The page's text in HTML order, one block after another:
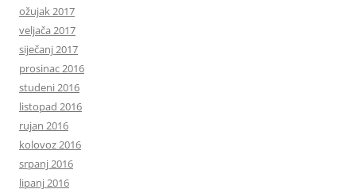
ožujak 2017
veljača 2017
siječanj 2017
prosinac 2016
studeni 2016
listopad 2016
rujan 2016
kolovoz 2016
srpanj 2016
lipanj 2016